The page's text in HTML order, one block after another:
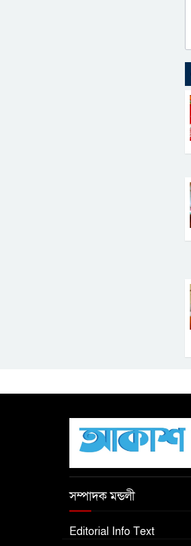
সম্পাদক মন্ডলী
Editorial Info Text